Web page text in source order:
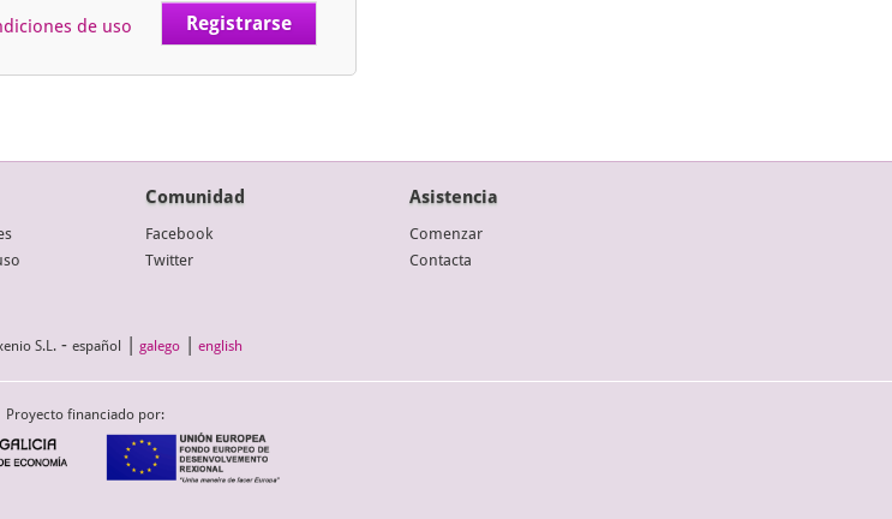
de uso
Comunidad
Facebook
Twitter
Asistencia
Comenzar
Contacta
S.L. - español galego english
Proyecto financiado por: